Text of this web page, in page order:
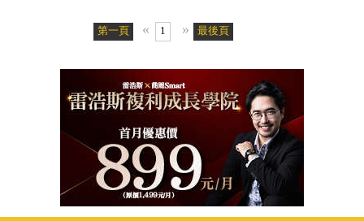
第一頁 « 1 » 最後頁